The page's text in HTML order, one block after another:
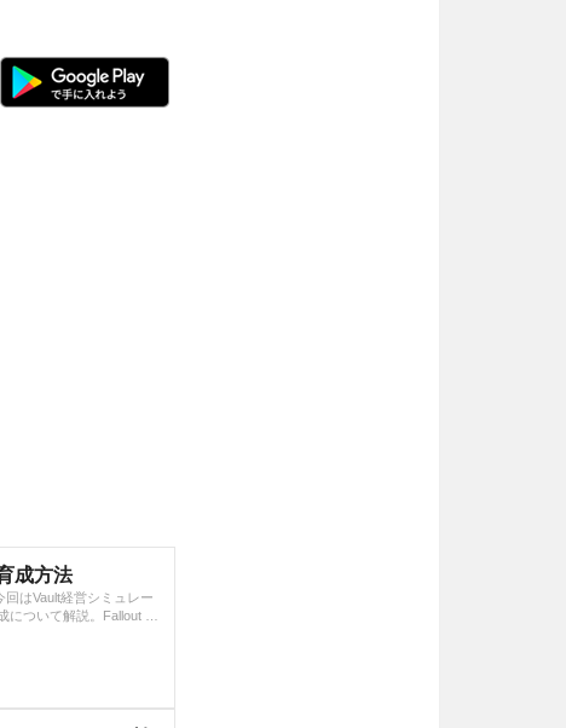
成方法
はVault経営シミュレー
ついて解説。Fallout S
どの数値がどこに作用し
...